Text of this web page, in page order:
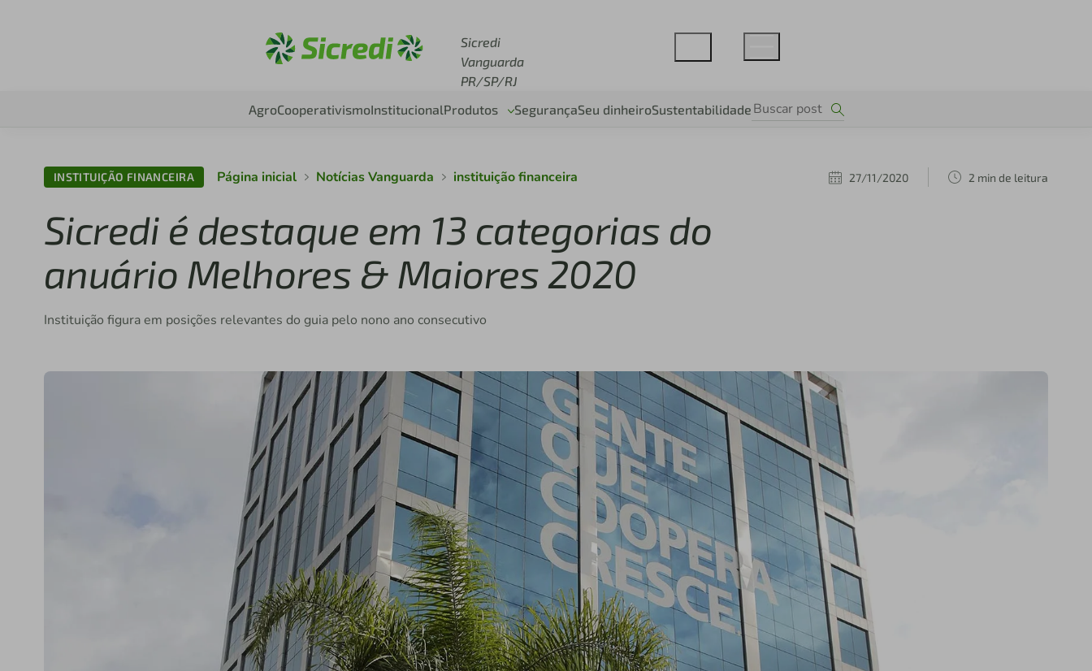
Sicredi
Vanguarda
PR/SP/RJ
AgroCooperativismoInstitucionalProdutos SegurançaSeu dinheiroSustentabilidade
INSTITUIÇÃO FINANCEIRA Página inicial Notícias Vanguarda instituição financeira 27/11/2020 2 min de leitura
Sicredi é destaque em 13 categorias do
anuário Melhores & Maiores 2020
Instituição figura em posições relevantes do guia pelo nono ano consecutivo